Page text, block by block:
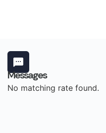
Messages
No matching rate found.